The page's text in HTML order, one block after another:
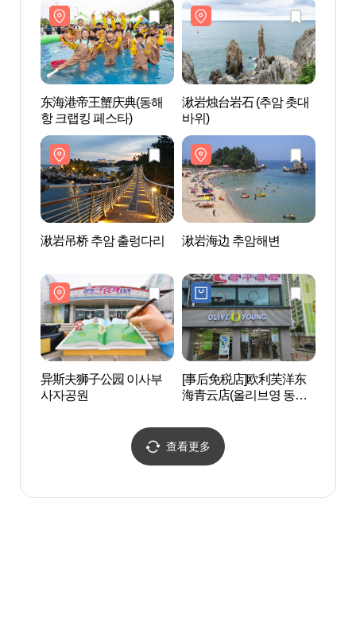
东海港帝王蟹庆典(동해
항 크랩킹 페스타)
湫岩烛台岩石 (추암 촛대
바위)
湫岩吊桥 추암 출렁다리 湫岩海边 추암해변
异斯夫狮子公园 이사부
사자공원
[事后免税店]欧利芙洋东
海青云店(올리브영 동해
查看更多